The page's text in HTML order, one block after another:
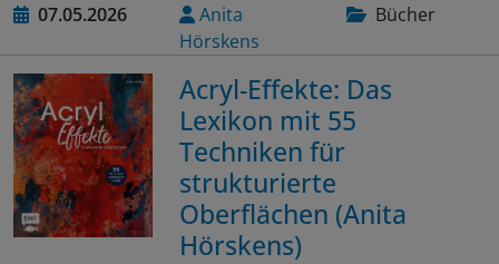
07.05.2026
Anita
Hörskens
Bücher
Acryl-Effekte: Das
Lexikon mit 55
Techniken für
strukturierte
Oberflächen (Anita
Hörskens)